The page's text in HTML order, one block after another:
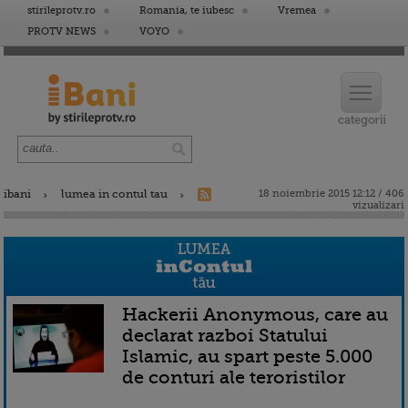
stirileprotv.ro Romania, te iubesc
Vremea
PROTV NEWS
VOYO
ibani lumea in contul tau
18 noiembrie 2015 12:12 / 406
vizualizari
Hackerii Anonymous, care au
declarat razboi Statului
Islamic, au spart peste 5.000
de conturi ale teroristilor